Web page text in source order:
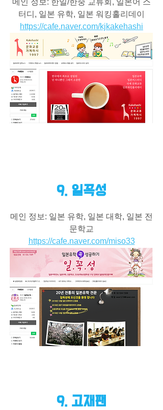
터디, 일본 유학, 일본 워킹홀리데이
https://cafe.naver.com/kjkakehashi
9. 일꼭성
메인 정보: 일본 유학, 일본 대학, 일본 전
문학교
https://cafe.naver.com/miso33
9. 고재팬